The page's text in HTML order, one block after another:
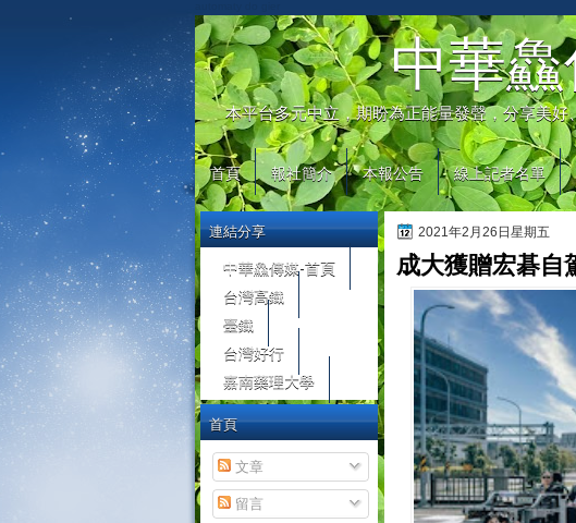
中華
本平台多元中立，期盼為正能量發聲，分享美
首頁 報社簡介 本報公告 線上記者名單
2021年2月26日星期五
成大獲贈宏碁自
連結分享
中華鱻傳媒-首頁
台灣高鐵
臺鐵
台灣好行
嘉南藥理大學
首頁
文章
留言